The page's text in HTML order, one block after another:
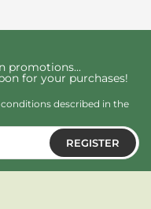
promotions...
for your purchases!
described in the
REGISTER